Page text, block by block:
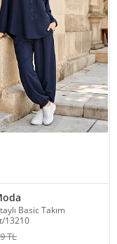
Basic Takım
13210
TL